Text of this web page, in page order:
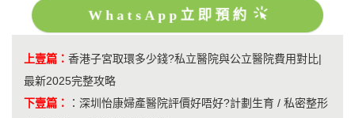
WhatsApp立即預約
上壹篇： 香港子宮取環多少錢?私立醫院與公立醫院費用對比|
最新2025完整攻略
下壹篇：
： 深圳怡康婦產醫院評價好唔好?計劃生育 / 私密整形